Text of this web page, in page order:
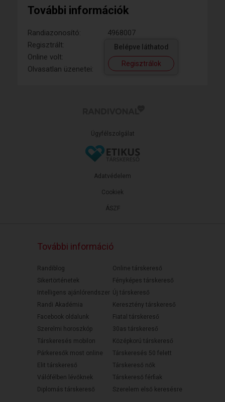
További információk
Randiazonosító:
4968007
Regisztrált:
Online volt:
Olvasatlan üzenetei:
Belépve láthatod
Regisztrálok
Ügyfélszolgálat
ÁSZF
Adatvédelem
Cookiek
További információ
Randiblog
Sikertörténetek
Intelligens ajánlórendszer
Randi Akadémia
Facebook oldalunk
Szerelmi horoszkóp
Társkeresés mobilon
Párkeresők most online
Elit társkereső
Válófélben lévőknek
Diplomás társkereső
Online társkereső
Fényképes társkereső
Új társkereső
Keresztény társkereső
Fiatal társkereső
30as társkereső
Középkorú társkereső
Társkeresés 50 felett
Társkereső nők
Társkereső férfiak
Szerelem első keresésre